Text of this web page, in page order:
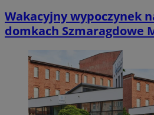
Wakacyjny wypoczynek
domkach Szmaragdowe